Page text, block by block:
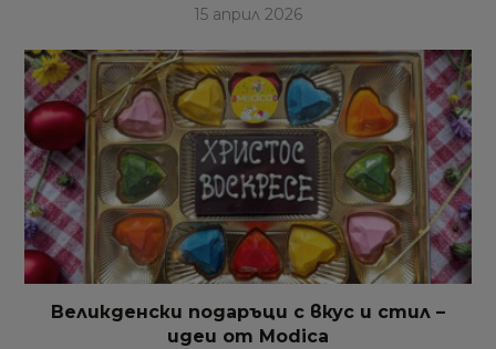
15 април 2026
Великденски подаръци с вкус и стил –
идеи от Modica